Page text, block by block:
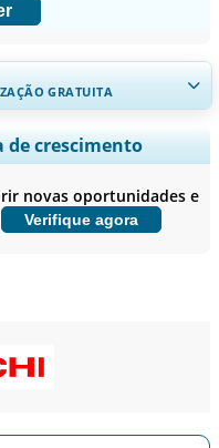
GRATUITA
Análise de segmentos,
e insights sobre o
de crescimento
novas oportunidades e
Verifique agora